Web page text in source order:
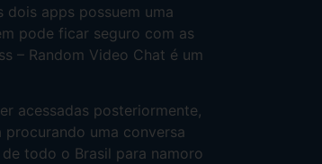
dois apps possuem uma
pode ficar seguro com as
– Random Video Chat é um
acessadas posteriormente,
procurando uma conversa
todo o Brasil para namoro